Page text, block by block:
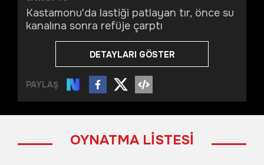
Kastamonu'da lastiği patlayan tır, önce su
kanalına sonra refüje çarptı
DETAYLARI GÖSTER
PAYLAŞ
OYNATMA LİSTESİ